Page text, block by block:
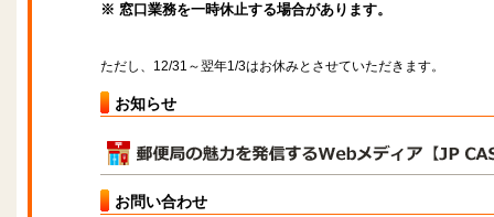
※ 窓口業務を一時休止する場合があります。
ただし、12/31～翌年1/3はお休みとさせていただきます。
お知らせ
お問い合わせ